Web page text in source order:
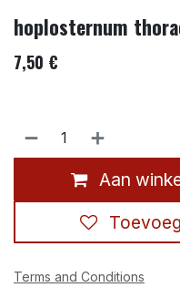
hoplosternum
7,50 €
Aan
Terms and Conditions